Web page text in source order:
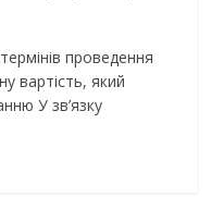
проведення
вартість, який
У зв’язку